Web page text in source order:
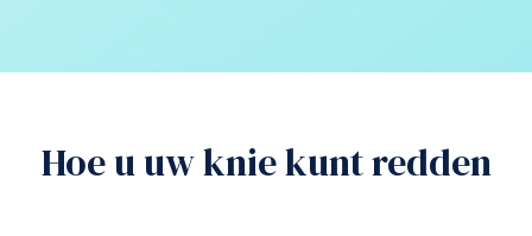
Hoe u uw knie kunt redden